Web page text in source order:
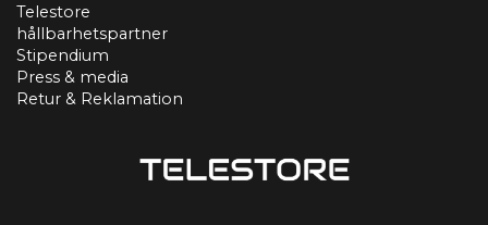
Telestore
hållbarhetspartner
Stipendium
Press & media
Retur & Reklamation